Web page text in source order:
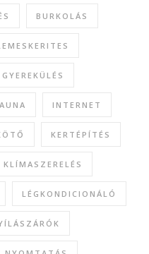
BURKOLÁS
GYEREKÜLÉS
INTERNET
KERTÉPÍTÉS
KLÍMASZERELÉS
LÉGKONDICIONÁLÓ